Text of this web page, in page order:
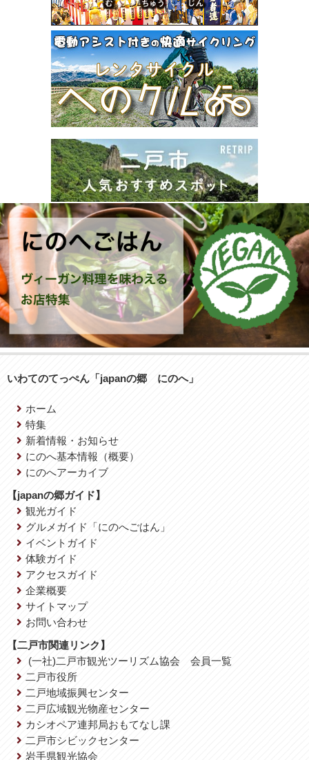
いわてのてっぺん「japanの郷 にのへ」
ホーム
特集
新着情報・お知らせ
にのへ基本情報（概要）
にのへアーカイブ
【japanの郷ガイド】
観光ガイド
グルメガイド「にのへごはん」
イベントガイド
体験ガイド
アクセスガイド
企業概要
サイトマップ
お問い合わせ
【二戸市関連リンク】
(一社)二戸市観光ツーリズム協会 会員一覧
二戸市役所
二戸地域振興センター
二戸広域観光物産センター
カシオペア連邦局おもてなし課
二戸市シビックセンター
岩手県観光協会